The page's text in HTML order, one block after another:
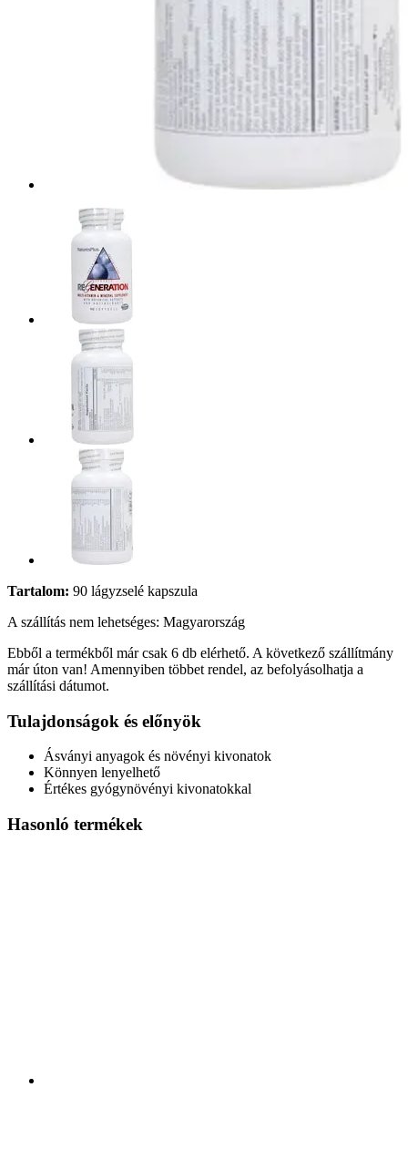
Tartalom: 90 lágyzselé kapszula
A szállítás nem lehetséges: Magyarország
Ebből a termékből már csak 6 db elérhető. A következő szállítmány
már úton van! Amennyiben többet rendel, az befolyásolhatja a
szállítási dátumot.
Tulajdonságok és előnyök
Ásványi anyagok és növényi kivonatok
Könnyen lenyelhető
Értékes gyógynövényi kivonatokkal
Hasonló termékek